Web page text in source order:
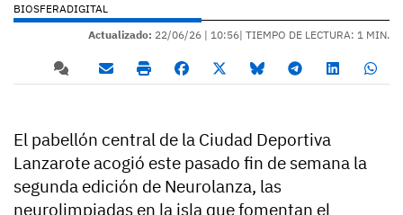
BIOSFERADIGITAL
Actualizado: 22/06/26 | 10:56| TIEMPO DE LECTURA: 1 MIN.
El pabellón central de la Ciudad Deportiva
Lanzarote acogió este pasado fin de semana la
segunda edición de Neurolanza, las
neurolimpiadas en la isla que fomentan el